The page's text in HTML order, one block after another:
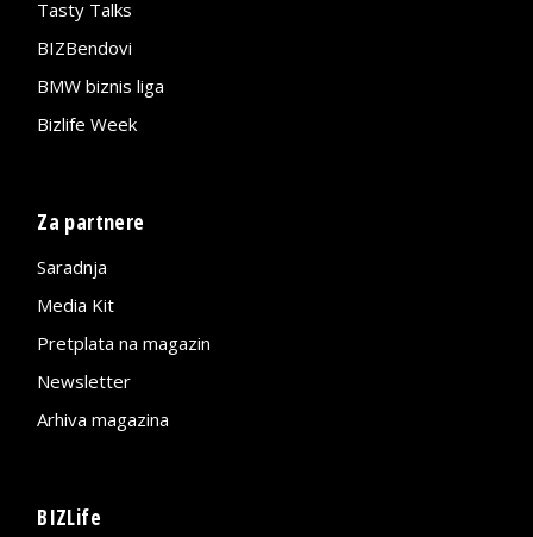
Tasty Talks
BIZBendovi
BMW biznis liga
Bizlife Week
Za partnere
Saradnja
Media Kit
Pretplata na magazin
Newsletter
Arhiva magazina
BIZLife